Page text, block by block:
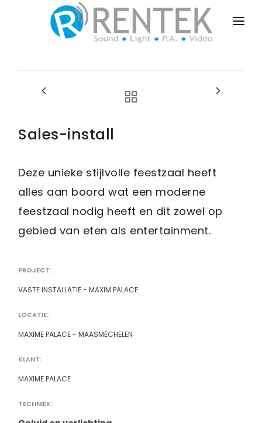
PRIVATE-EVENTS
CONTACT
Sales-install
Deze unieke stijlvolle feestzaal heeft
alles aan boord wat een moderne
feestzaal nodig heeft en dit zowel op
gebied van eten als entertainment.
PROJECT:
VASTE INSTALLATIE - MAXIM PALACE
LOCATIE:
MAXIME PALACE - MAASMECHELEN
KLANT:
MAXIME PALACE
TECHNIEK: